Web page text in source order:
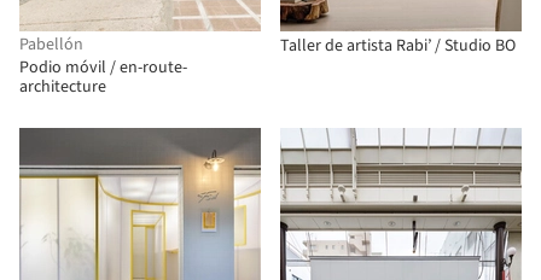
Pabellón
Podio móvil / en-route-
architecture
Taller de artista Rabi’ / Studio BO